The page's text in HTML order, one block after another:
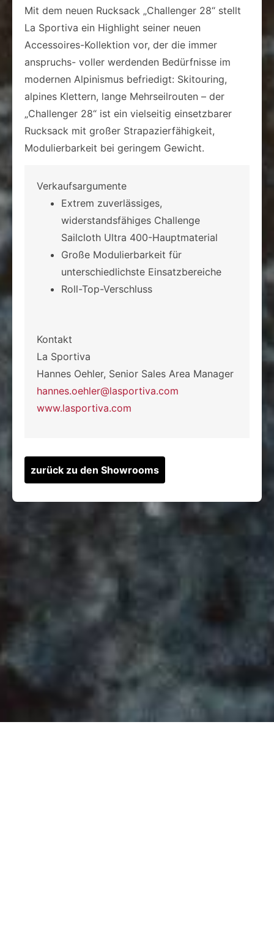
Mit dem neuen Rucksack „Challenger 28“ stellt
La Sportiva ein Highlight seiner neuen
Accessoires-Kollektion vor, der die immer
anspruchs- voller werdenden Bedürfnisse im
modernen Alpinismus befriedigt: Skitouring,
alpines Klettern, lange Mehrseilrouten – der
„Challenger 28“ ist ein vielseitig einsetzbarer
Rucksack mit großer Strapazierfähigkeit,
Modulierbarkeit bei geringem Gewicht.
Verkaufsargumente
Extrem zuverlässiges,
widerstandsfähiges Challenge
Sailcloth Ultra 400-Hauptmaterial
Große Modulierbarkeit für
unterschiedlichste Einsatzbereiche
Roll-Top-Verschluss
Kontakt
La Sportiva
Hannes Oehler, Senior Sales Area Manager
hannes.oehler@lasportiva.com
www.lasportiva.com
zurück zu den Showrooms